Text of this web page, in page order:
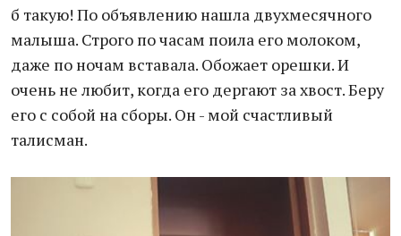
б такую! По объявлению нашла двухмесячного
малыша. Строго по часам поила его молоком,
даже по ночам вставала. Обожает орешки. И
очень не любит, когда его дергают за хвост. Беру
его с собой на сборы. Он - мой счастливый
талисман.